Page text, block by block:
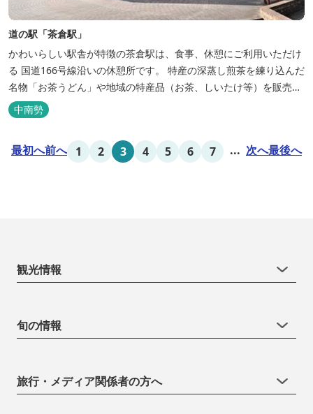
道の駅「茶倉駅」
かわいらしい駅舎が特徴の茶倉駅は、食事、休憩にご利用いただけ
る 国道166号線沿いの休憩所です。 特産の深蒸し煎茶を練り込んだ
名物「お茶うどん」や地域の特産品（お茶、しいたけ等）を販売。
吊り橋をわたれば宿泊施設のエバーグレイズ香肌峡まですぐ。 【イ
チオシ名物】 ・味噌カツ丼…地元産の甘味噌を使ったボリュームた
中南勢
最初へ前へ 1 2 3 4 5 6 7 ... 次へ最後へ
観光情報
旬の情報
旅行・メディア関係者の方へ